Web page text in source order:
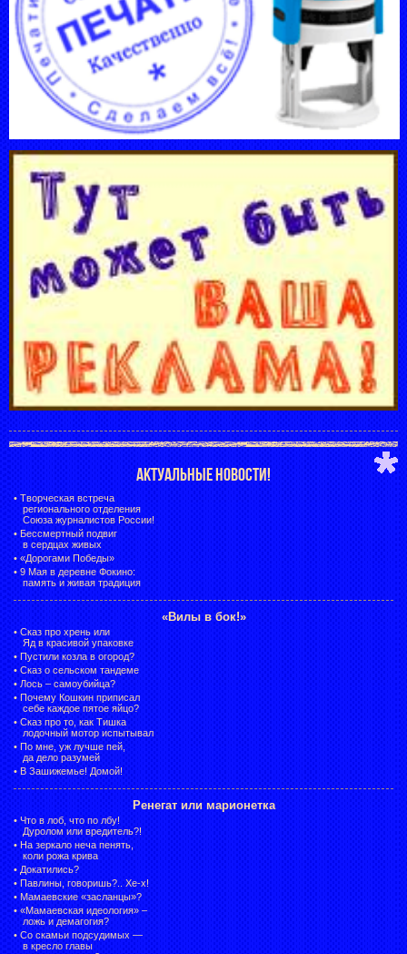
АКТУАЛЬНЫЕ НОВОСТИ!
• Творческая встреча
регионального отделения
Союза журналистов России!
• Бессмертный подвиг
в сердцах живых
• «Дорогами Победы»
• 9 Мая в деревне Фокино:
память и живая традиция
«Вилы в бок!»
• Сказ про хрень или
Яд в красивой упаковке
• Пустили козла в огород?
• Сказ о сельском тандеме
• Лось – самоубийца?
• Почему Кошкин приписал
себе каждое пятое яйцо?
• Сказ про то, как Тишка
лодочный мотор испытывал
• По мне, уж лучше пей,
да дело разумей
• В Зашижемье! Домой!
Ренегат или марионетка
• Что в лоб, что по лбу!
Дуролом или вредитель?!
• На зеркало неча пенять,
коли рожа крива
• Докатились?
• Павлины, говоришь?.. Хе-х!
• Мамаевские «засланцы»?
• «Мамаевская идеология» –
ложь и демагогия?
• Со скамьи подсудимых —
в кресло главы